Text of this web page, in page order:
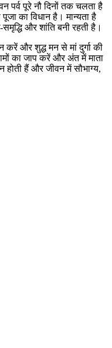
पर्व पूरे नौ दिनों तक चलता है
का विधान है। मान्यता है
और शांति बनी रहती है।
और शुद्ध मन से मां दुर्गा की
का जाप करें और अंत में माता
हैं और जीवन में सौभाग्य,